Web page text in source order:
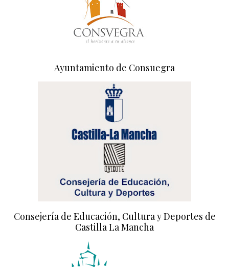
Ayuntamiento de Consuegra
Consejería de Educación, Cultura y Deportes de
Castilla La Mancha